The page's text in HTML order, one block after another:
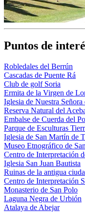
Puntos de
Robledales del Berrún
Cascadas de Puente Rá
Club de golf Soria
Ermita de la Virgen de
Iglesia de Nuestra
Reserva Natural del
Embalse de Cuerda del
Parque de Esculturas
Iglesia de San Martín de
Museo Etnográfico de
Centro de Interpretación
Iglesia San Juan Bautista
Ruinas de la antigua
Centro de Interpretación
Monasterio de San Polo
Laguna Negra de Urbión
Atalaya de Abejar